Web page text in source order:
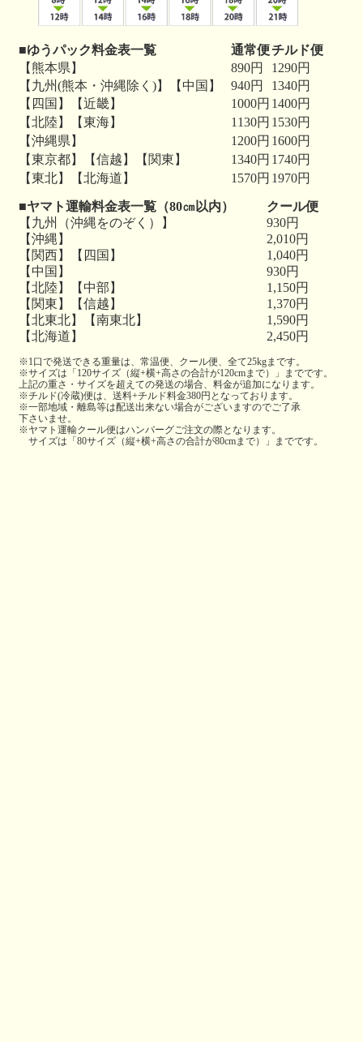
■ゆうパック料金表一覧 通常便チルド便
【熊本県】
890円
1290円
【九州(熊本・沖縄除く)】【中国】
940円
1340円
【四国】【近畿】
1000円 1400円
【北陸】【東海】
1130円 1530円
【沖縄県】
1200円 1600円
【東京都】【信越】【関東】
1340円 1740円
【東北】【北海道】
1570円 1970円
■ヤマト運輸料金表一覧（80㎝以内）
クール便
【九州（沖縄をのぞく）】
930円
【沖縄】
2,010円
【関西】【四国】
1,040円
【中国】
930円
【北陸】【中部】
1,150円
【関東】【信越】
1,370円
【北東北】【南東北】
1,590円
【北海道】
2,450円
※1口で発送できる重量は、常温便、クール便、全て25kgまです。
※サイズは「120サイズ（縦+横+高さの合計が120cmまで）」までです。
上記の重さ・サイズを超えての発送の場合、料金が追加になります。
※チルド(冷蔵)便は、送料+チルド料金380円となっております。
※一部地域・離島等は配送出来ない場合がございますのでご了承
下さいませ。
※ヤマト運輸クール便はハンバーグご注文の際となります。
サイズは「80サイズ（縦+横+高さの合計が80cmまで）」までです。